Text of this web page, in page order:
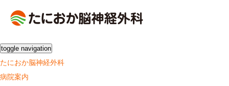
toggle navigation
たにおか脳神経外科
病院案内